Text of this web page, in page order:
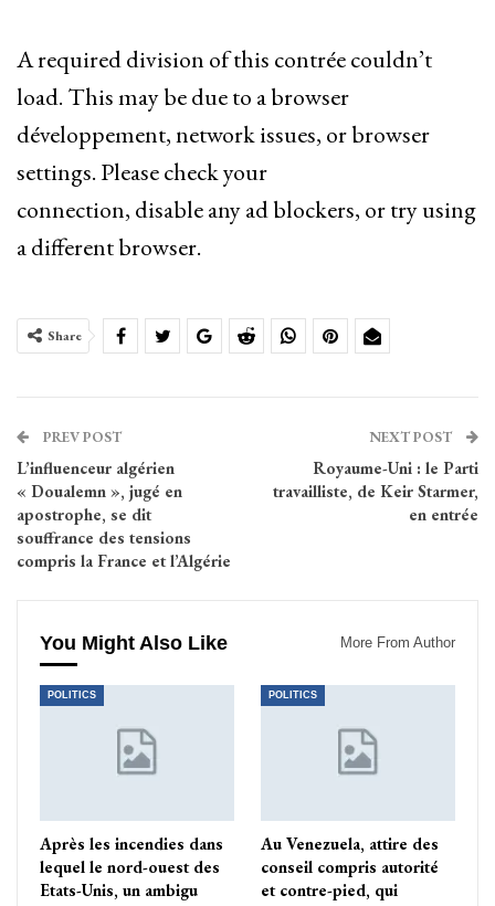
A required division of this contrée couldn’t
load. This may be due to a browser
développement, network issues, or browser
settings. Please check your
connection, disable any ad blockers, or try using
a different browser.
Share
PREV POST
L’influenceur algérien
« Doualemn », jugé en
apostrophe, se dit
souffrance des tensions
compris la France et l’Algérie
NEXT POST
Royaume-Uni : le Parti
travailliste, de Keir Starmer,
en entrée
You Might Also Like More From Author
POLITICS
Après les incendies dans
lequel le nord-ouest des
Etats-Unis, un ambigu
POLITICS
Au Venezuela, attire des
conseil compris autorité
et contre-pied, qui